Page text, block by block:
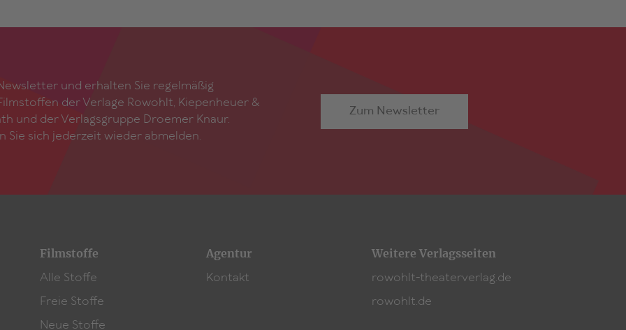
und erhalten Sie regelmäßig
der Verlage Rowohlt, Kiepenheuer &
und der Verlagsgruppe Droemer Knaur.
Sie sich jederzeit wieder abmelden.
Zum Newsletter
Filmstoffe
Alle Stoffe
Freie Stoffe
Neue Stoffe
Agentur
Kontakt
Weitere Verlagsseiten
rowohlt-theaterverlag.de
rowohlt.de